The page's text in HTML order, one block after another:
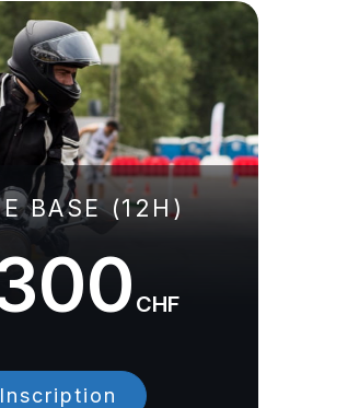
BASE (12H)
CHF
Inscription